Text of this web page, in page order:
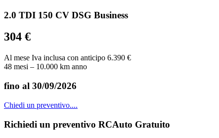
2.0 TDI 150 CV DSG Business
304 €
Al mese Iva inclusa con anticipo 6.390 €
48 mesi – 10.000 km anno
fino al 30/09/2026
Chiedi un preventivo....
Richiedi un preventivo RCAuto Gratuito